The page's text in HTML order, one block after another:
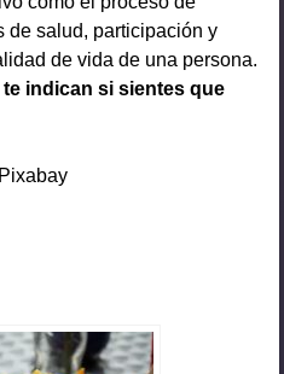
de salud, participación y
de vida de una persona.
te indican si sientes que